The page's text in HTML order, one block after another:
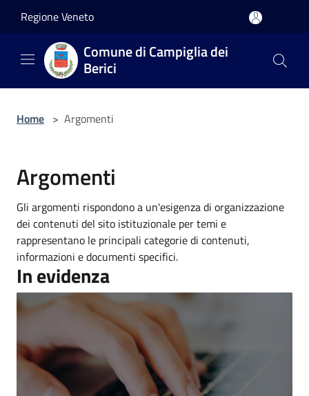
Regione Veneto
Comune di Campiglia dei
Berici
Home > Argomenti
Argomenti
Gli argomenti rispondono a un'esigenza di organizzazione
dei contenuti del sito istituzionale per temi e
rappresentano le principali categorie di contenuti,
informazioni e documenti specifici.
In evidenza